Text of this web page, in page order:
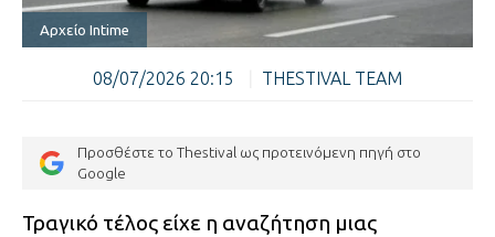
Αρχείο Intime
08/07/2026 20:15 THESTIVAL TEAM
Προσθέστε το Thestival ως προτεινόμενη πηγή στο
Google
Τραγικό τέλος είχε η αναζήτηση μιας